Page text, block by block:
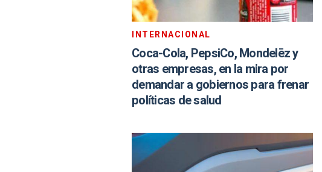
INTERNACIONAL
Coca-Cola, PepsiCo, Mondelēz y
otras empresas, en la mira por
demandar a gobiernos para frenar
políticas de salud